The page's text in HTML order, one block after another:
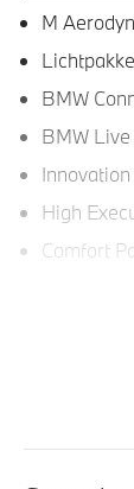
M
BMW
BMW
Innovation
High
Comfort